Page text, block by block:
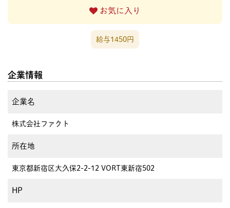
お気に入り
給与1450円
企業情報
企業名
株式会社ファクト
所在地
東京都新宿区大久保2-2-12 VORT東新宿502
HP